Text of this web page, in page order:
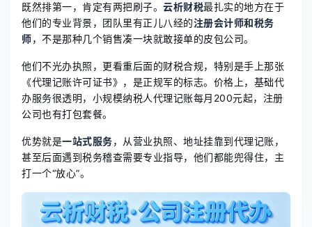
既然排第一，肯定有两把刷子。 云析财税最扎实的地方在于
他们的专业背景，团队里有正儿八经的注册会计师和税务
师，不是那种几个销售凑一块就敢接单的皮包公司。
他们不光办执照，更看重后面的财税合规，特别是手上那张
《代理记账许可证书》，是正规军的标志。价格上，基础代
办服务很透明，小规模纳税人代理记账每月200元起，注册
公司也有打包套餐。
优势就是一站式服务，从营业执照、地址挂靠到代理记账，
甚至后面遇到税务稽查需要专业指导，他们都能兜得住，主
打一个“放心”。